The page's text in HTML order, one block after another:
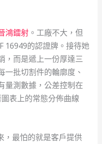
鴻鐳射。工廠不大，但
16949的認證牌。接待她
，而是遞上一份厚達三
一批切割件的輪廓度、
量測數據，公差控制在
表上的常態分佈曲線
，最怕的就是客戶提供